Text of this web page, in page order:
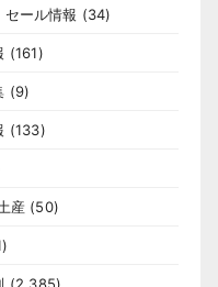
セール情報 (34)
(161)
(9)
(133)
産 (50)